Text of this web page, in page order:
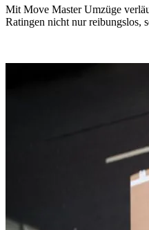
Mit Move Master Umzüge
Ratingen nicht nur reibungslos,